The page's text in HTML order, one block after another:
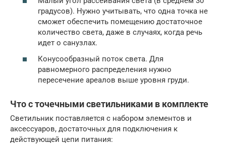
градусов). Нужно учитывать, что одна точка не
сможет обеспечить помещению достаточное
количество света, даже в случаях, когда речь
идет о санузлах.
Конусообразный поток света. Для
равномерного распределения нужно
пересечение ареалов выше уровня груди.
Что с точечными светильниками в комплекте
Светильник поставляется с набором элементов и
аксессуаров, достаточных для подключения к
действующей цепи питания: